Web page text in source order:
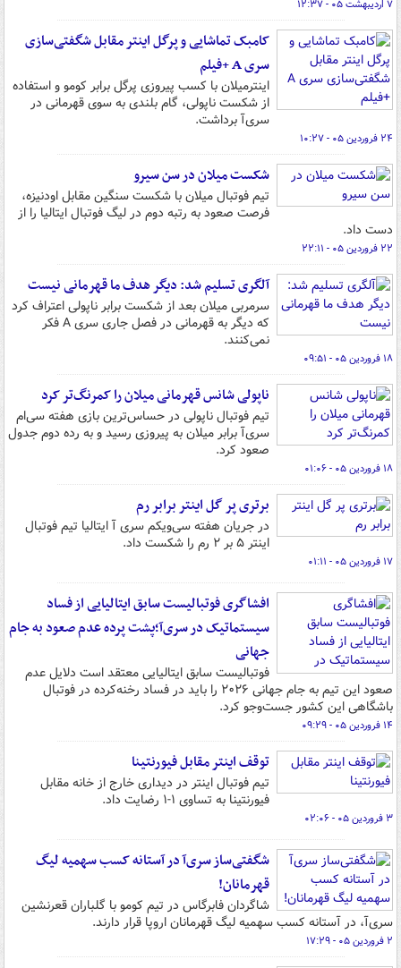
۷ اردیبهشت ۰۵ - ۱۲:۳۷
کامبک تماشایی و پرگل اینتر مقابل شگفتی‌سازی
سری A +فیلم
اینترمیلان با کسب پیروزی پرگل برابر کومو و استفاده
از شکست ناپولی، گام بلندی به سوی قهرمانی در
سری‌آ برداشت.
۲۴ فروردین ۰۵ - ۱۰:۲۷
شکست میلان در سن سیرو
تیم فوتبال میلان با شکست سنگین مقابل اودنیزه،
فرصت صعود به رتبه دوم در لیگ فوتبال ایتالیا را از
دست داد.
۲۲ فروردین ۰۵ - ۲۲:۱۱
آلگری تسلیم شد: دیگر هدف ما قهرمانی نیست
سرمربی میلان بعد از شکست برابر ناپولی اعتراف کرد
که دیگر به قهرمانی در فصل جاری سری A فکر
نمی‌کنند.
۱۸ فروردین ۰۵ - ۰۹:۵۱
ناپولی شانس قهرمانی میلان را کمرنگ‌تر کرد
تیم فوتبال ناپولی در حساس‌ترین بازی هفته سی‌ام
سری‌آ برابر میلان به پیروزی رسید و به رده دوم جدول
صعود کرد.
۱۸ فروردین ۰۵ - ۰۱:۰۶
برتری پر گل اینتر برابر رم
در جریان هفته سی‌ویکم سری آ ایتالیا تیم فوتبال
اینتر ۵ بر ۲ رم را شکست داد.
۱۷ فروردین ۰۵ - ۰۱:۱۱
افشاگری فوتبالیست سابق ایتالیایی از فساد
سیستماتیک در سری‌آ؛پشت پرده عدم صعود به جام
جهانی
فوتبالیست سابق ایتالیایی معتقد است دلایل عدم
صعود این تیم به جام جهانی ۲۰۲۶ را باید در فساد رخنه‌کرده در فوتبال
باشگاهی این کشور جست‌وجو کرد.
۱۴ فروردین ۰۵ - ۰۹:۲۹
توقف اینتر مقابل فیورنتینا
تیم فوتبال اینتر در دیداری خارج از خانه مقابل
فیورنتینا به تساوی ۱-۱ رضایت داد.
۳ فروردین ۰۵ - ۰۲:۰۶
شگفتی‌ساز سری‌آ در آستانه کسب سهمیه لیگ
قهرمانان!
شاگردان فابرگاس در تیم کومو با گلباران قعرنشین
سری‌آ، در آستانه کسب سهمیه لیگ قهرمانان اروپا قرار دارند.
۲ فروردین ۰۵ - ۱۷:۲۹